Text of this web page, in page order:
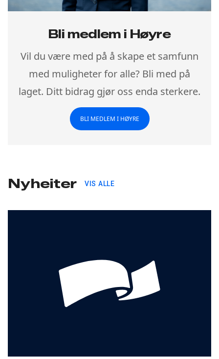
Bli medlem i Høyre
Vil du være med på å skape et samfunn
med muligheter for alle? Bli med på
laget. Ditt bidrag gjør oss enda sterkere.
BLI MEDLEM I HØYRE
Nyheiter VIS ALLE